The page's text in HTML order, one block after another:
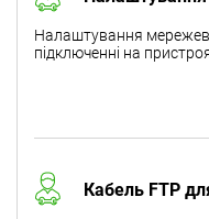
Налаштування
підключенні на
Кабель FTP